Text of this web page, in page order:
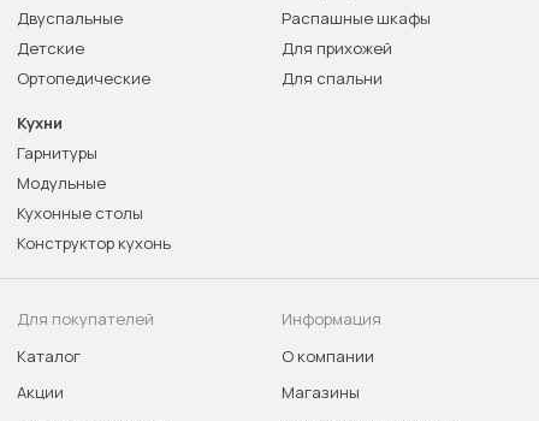
Двуспальные
Детские
Ортопедические
Распашные шкафы
Для прихожей
Для спальни
Кухни
Гарнитуры
Модульные
Кухонные столы
Конструктор кухонь
Для покупателей
Каталог
Акции
Информация
О компании
Магазины